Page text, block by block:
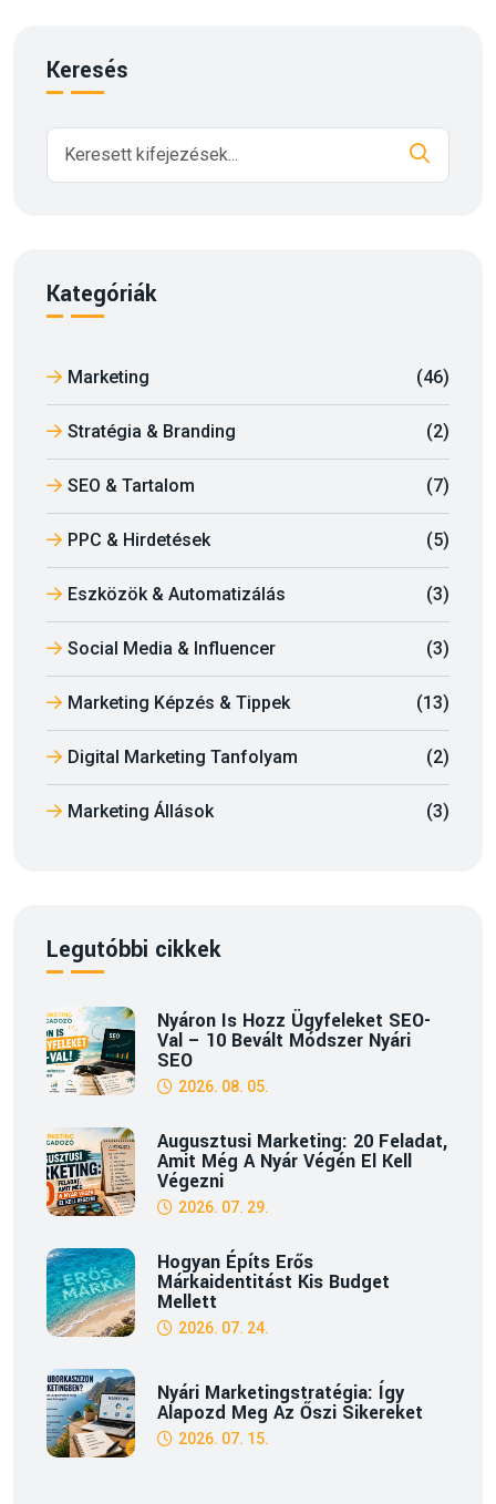
Keresés
Kategóriák
Marketing (46)
Stratégia & Branding (2)
SEO & Tartalom (7)
PPC & Hirdetések (5)
Eszközök & Automatizálás (3)
Social Media & Influencer (3)
Marketing Képzés & Tippek (13)
Digital Marketing Tanfolyam (2)
Marketing Állások (3)
Legutóbbi cikkek
Nyáron Is Hozz Ügyfeleket SEO-
Val – 10 Bevált Módszer Nyári
SEO
2026. 08. 05.
Augusztusi Marketing: 20 Feladat,
Amit Még A Nyár Végén El Kell
Végezni
2026. 07. 29.
Hogyan Építs Erős
Márkaidentitást Kis Budget
Mellett
2026. 07. 24.
Nyári Marketingstratégia: Így
Alapozd Meg Az Őszi Sikereket
2026. 07. 15.